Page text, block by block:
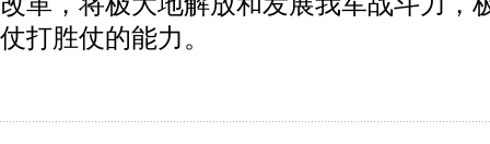
仗打胜仗的能力。